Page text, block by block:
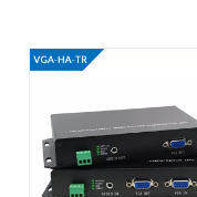
システム統合に最
両方のオーディオ